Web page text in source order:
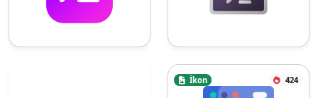
İkon 424